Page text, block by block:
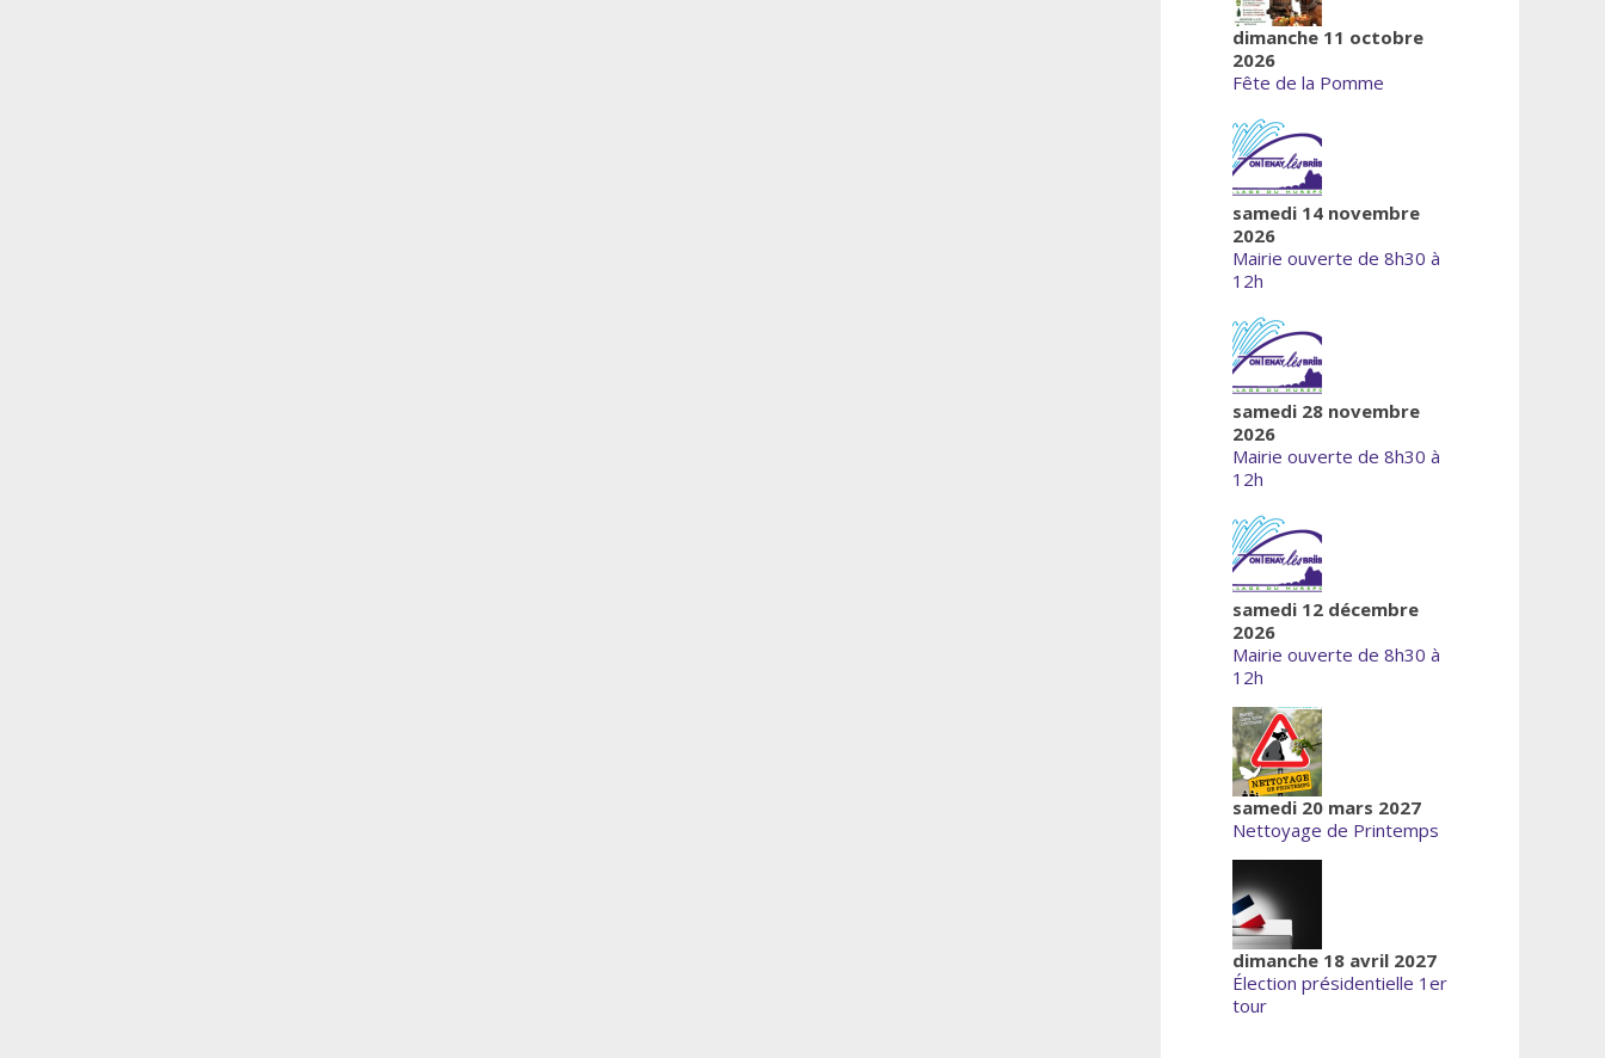
dimanche 11 octobre
2026
Fête de la Pomme
samedi 14 novembre
2026
Mairie ouverte de 8h30 à
12h
samedi 28 novembre
2026
Mairie ouverte de 8h30 à
12h
samedi 12 décembre
2026
Mairie ouverte de 8h30 à
12h
samedi 20 mars 2027
Nettoyage de Printemps
dimanche 18 avril 2027
Élection présidentielle 1er
tour